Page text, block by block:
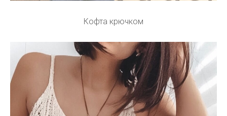
Кофта крючком